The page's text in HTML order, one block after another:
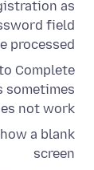
as
field
processed.
Complete
sometimes
not work.
a blank
screen